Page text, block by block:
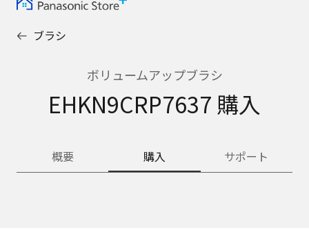
ブラシ
ボリュームアップブラシ
EHKN9CRP7637 購入
概要 購入 サポート